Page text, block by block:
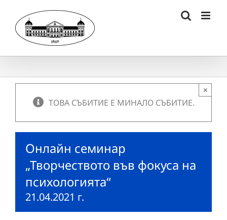
content
ТОВА СЪБИТИЕ Е МИНАЛО СЪБИТИЕ.
×
Oнлайн семинар
„Творчеството във фокуса на
психологията“
21.04.2021 г.